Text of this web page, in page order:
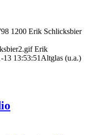
1200 Erik Schlicksbier
Erik
13 13:53:51 Altglas (u.a.)